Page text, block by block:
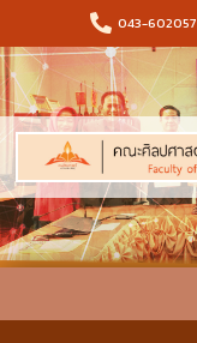
043-602057